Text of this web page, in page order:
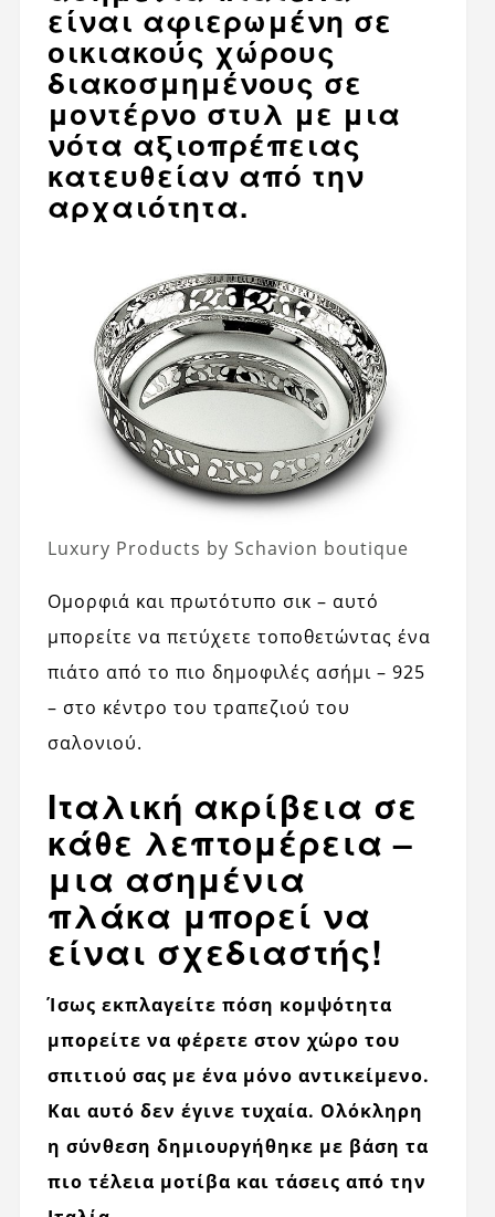
είναι αφιερωμένη σε
οικιακούς χώρους
διακοσμημένους σε
μοντέρνο στυλ με μια
νότα αξιοπρέπειας
κατευθείαν από την
αρχαιότητα.
Luxury Products by Schavion boutique
Ομορφιά και πρωτότυπο σικ – αυτό
μπορείτε να πετύχετε τοποθετώντας ένα
πιάτο από το πιο δημοφιλές ασήμι – 925
– στο κέντρο του τραπεζιού του
σαλονιού.
Ιταλική ακρίβεια σε
κάθε λεπτομέρεια –
μια ασημένια
πλάκα μπορεί να
είναι σχεδιαστής!
Ίσως εκπλαγείτε πόση κομψότητα
μπορείτε να φέρετε στον χώρο του
σπιτιού σας με ένα μόνο αντικείμενο.
Και αυτό δεν έγινε τυχαία. Ολόκληρη
η σύνθεση δημιουργήθηκε με βάση τα
πιο τέλεια μοτίβα και τάσεις από την